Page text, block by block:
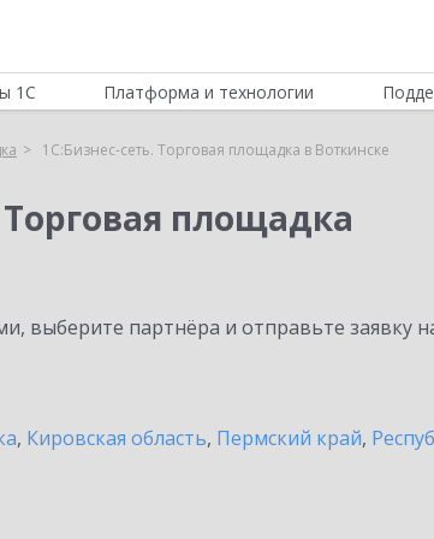
1С Платформа и технологии
1С:Бизнес-сеть. Торговая площадка в Воткинске
площадка
выберите партнёра и отправьте заявку
, Кировская область, Пермский край,